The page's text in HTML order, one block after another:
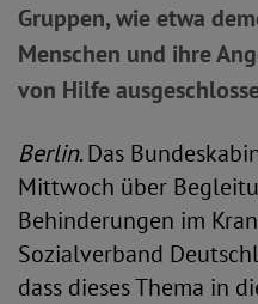
Gruppen, wie etwa
Menschen und ihre
von Hilfe
Berlin. Das
Mittwoch über
Behinderungen im
Sozialverband
dass dieses Thema in